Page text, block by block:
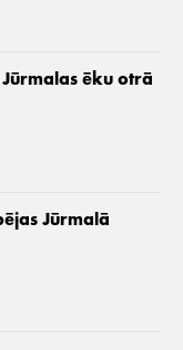
ēku otrā
Jūrmalā